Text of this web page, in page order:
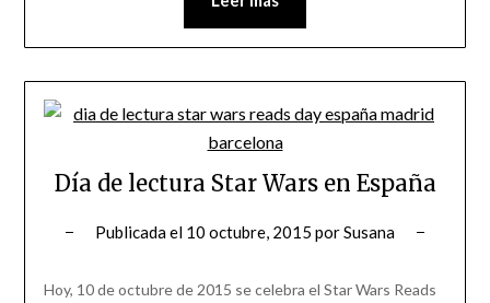
Día de lectura Star Wars en España
Publicada el 10 octubre, 2015 porSusana
Hoy, 10 de octubre de 2015 se celebra el Star Wars Reads